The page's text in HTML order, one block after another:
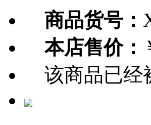
商品货号：
本店售价：
该商品已经